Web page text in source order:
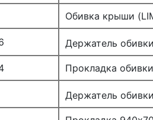
Обивка крыши
Держатель
Прокладка
Держатель